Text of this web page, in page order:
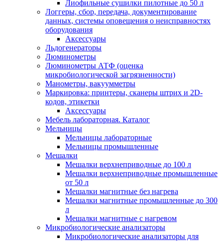
Лиофильные сушилки пилотные до 50 л
Логгеры, сбор, передача, документирование
данных, системы оповещения о неисправностях
оборудования
Аксессуары
Льдогенераторы
Люминометры
Люминометры АТФ (оценка
микробиологической загрязненности)
Манометры, вакуумметры
Маркировка: принтеры, сканеры штрих и 2D-
кодов, этикетки
Аксессуары
Мебель лабораторная. Каталог
Мельницы
Мельницы лабораторные
Мельницы промышленные
Мешалки
Мешалки верхнеприводные до 100 л
Мешалки верхнеприводные промышленные
от 50 л
Мешалки магнитные без нагрева
Мешалки магнитные промышленные до 300
л
Мешалки магнитные с нагревом
Микробиологические анализаторы
Микробиологические анализаторы для